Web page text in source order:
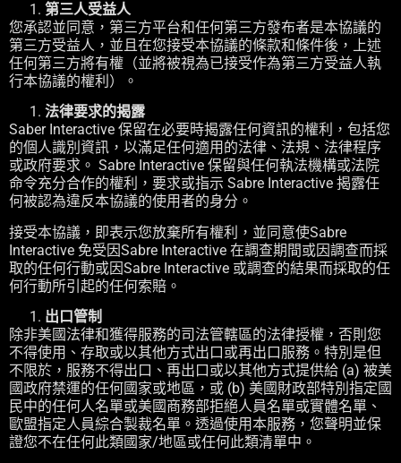
第三人受益人
您承認並同意，第三方平台和任何第三方發布者是本協議的
第三方受益人，並且在您接受本協議的條款和條件後，上述
任何第三方將有權（並將被視為已接受作為第三方受益人執
行本協議的權利）。
法律要求的揭露
Saber Interactive 保留在必要時揭露任何資訊的權利，包括您
的個人識別資訊，以滿足任何適用的法律、法規、法律程序
或政府要求。 Sabre Interactive 保留與任何執法機構或法院
命令充分合作的權利，要求或指示 Sabre Interactive 揭露任
何被認為違反本協議的使用者的身分。
接受本協議，即表示您放棄所有權利，並同意使Sabre
Interactive 免受因Sabre Interactive 在調查期間或因調查而採
取的任何行動或因Sabre Interactive 或調查的結果而採取的任
何行動所引起的任何索賠。
出口管制
除非美國法律和獲得服務的司法管轄區的法律授權，否則您
不得使用、存取或以其他方式出口或再出口服務。特別是但
不限於，服務不得出口、再出口或以其他方式提供給 (a) 被美
國政府禁運的任何國家或地區，或 (b) 美國財政部特別指定國
民中的任何人名單或美國商務部拒絕人員名單或實體名單、
歐盟指定人員綜合製裁名單。透過使用本服務，您聲明並保
證您不在任何此類國家/地區或任何此類清單中。